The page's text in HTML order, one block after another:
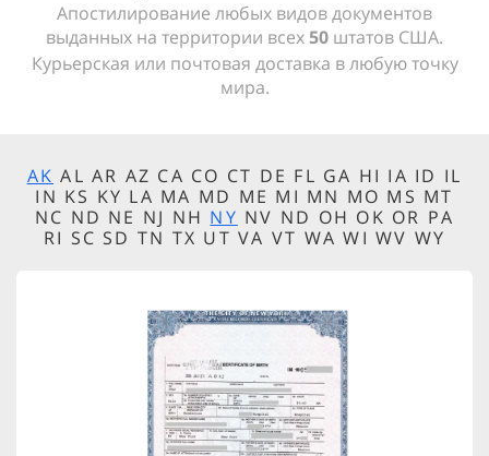
Апостилирование любых видов документов
выданных на территории всех 50 штатов США.
Курьерская или почтовая доставка в любую точку
мира.
AK AL AR AZ CA CO CT DE FL GA HI IA ID IL
IN KS KY LA MA MD ME MI MN MO MS MT
NC ND NE NJ NH NY NV ND OH OK OR PA
RI SC SD TN TX UT VA VT WA WI WV WY